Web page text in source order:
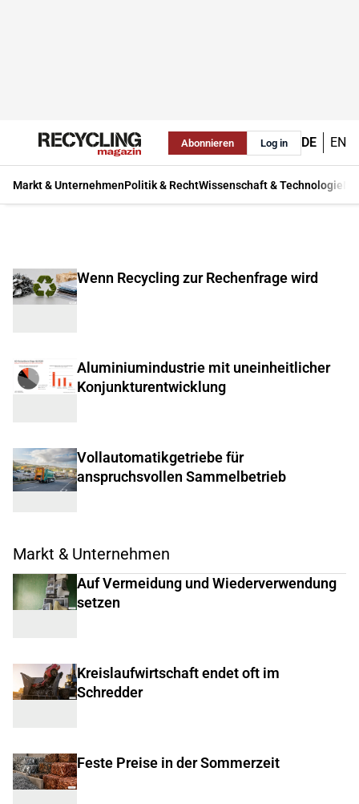
Abonnieren Log in DE EN
Markt & UnternehmenPolitik & RechtWissenschaft & Technologie
Wenn Recycling zur Rechenfrage wird
Aluminiumindustrie mit uneinheitlicher
Konjunkturentwicklung
Vollautomatikgetriebe für
anspruchsvollen Sammelbetrieb
Markt & Unternehmen
Auf Vermeidung und Wiederverwendung
setzen
Kreislaufwirtschaft endet oft im
Schredder
Feste Preise in der Sommerzeit